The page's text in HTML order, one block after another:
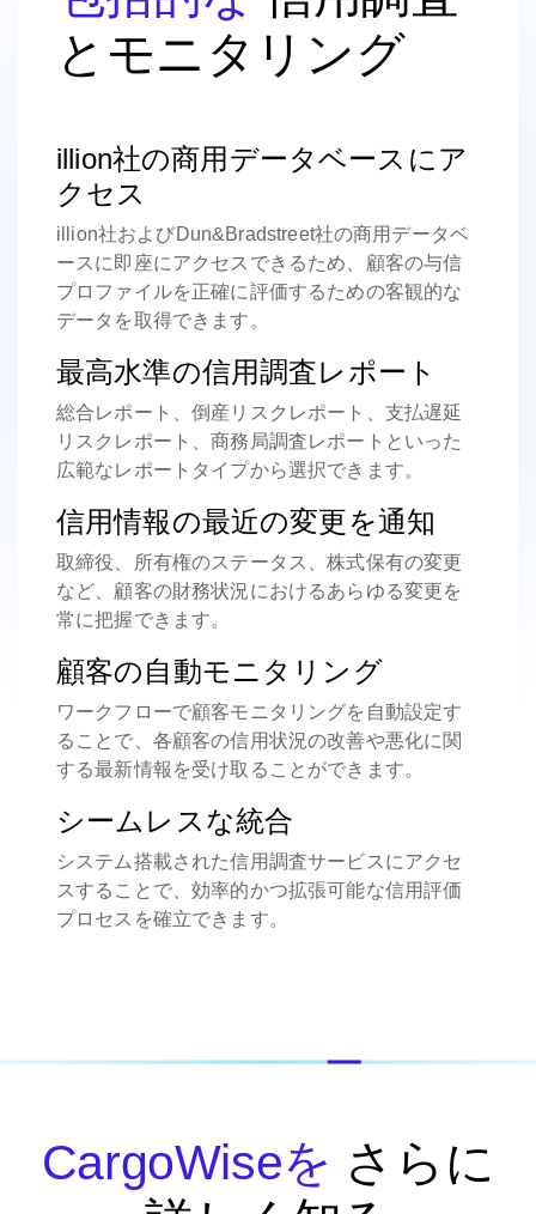
とモニタリング
illion社の商用データベースにア
クセス
illion社およびDun&Bradstreet社の商用データベ
ースに即座にアクセスできるため、顧客の与信
プロファイルを正確に評価するための客観的な
データを取得できます。
最高水準の信用調査レポート
総合レポート、倒産リスクレポート、支払遅延
リスクレポート、商務局調査レポートといった
広範なレポートタイプから選択できます。
信用情報の最近の変更を通知
取締役、所有権のステータス、株式保有の変更
など、顧客の財務状況におけるあらゆる変更を
常に把握できます。
顧客の自動モニタリング
ワークフローで顧客モニタリングを自動設定す
ることで、各顧客の信用状況の改善や悪化に関
する最新情報を受け取ることができます。
シームレスな統合
システム搭載された信用調査サービスにアクセ
スすることで、効率的かつ拡張可能な信用評価
プロセスを確立できます。
CargoWiseを さらに